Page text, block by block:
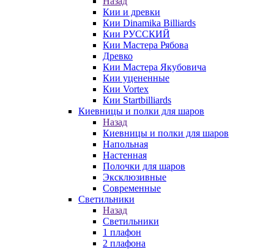
Кии и древки
Кии Dinamika Billiards
Кии РУССКИЙ
Кии Мастера Рябова
Древко
Кии Мастера Якубовича
Кии уцененные
Кии Vortex
Кии Startbilliards
Киевницы и полки для шаров
Назад
Киевницы и полки для шаров
Напольная
Настенная
Полочки для шаров
Эксклюзивные
Современные
Светильники
Назад
Светильники
1 плафон
2 плафона